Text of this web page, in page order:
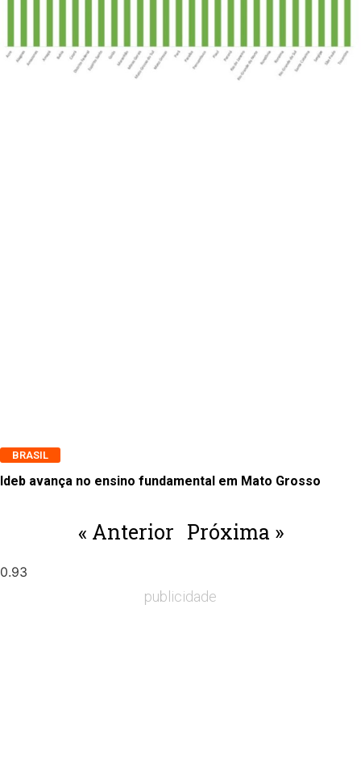
BRASIL
Ideb avança no ensino fundamental em Mato Grosso
« Anterior Próxima »
publicidade